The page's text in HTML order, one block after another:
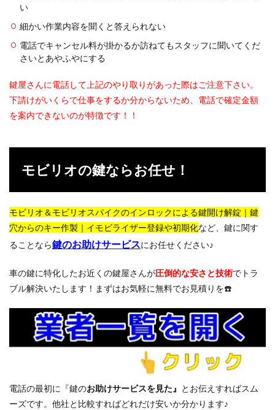
い
細かい作業内容を聞くと答えられない
電話でキャンセル料が掛かるか訪ねてもスタッフに聞いてくだ
さいとあやふやにする
鍵屋さんに電話して上記のやり取りがあった際はご注意下さい。
下請けがいくらで仕事をするか分からないため、電話で確定金額
を案内できないのが特徴です！！
モビリオの鍵ならお任せ！
モビリオ＆モビリオスパイクのインロックによる鍵開け解錠｜鍵
穴からのキー作製｜イモビライザー登録や初期化など、鍵に関す
ることなら鍵のお助けサービスにお任せください♪
車の鍵に特化したお近くの鍵屋さんが圧倒的な安さと技術でトラ
ブル解決いたします！まずはお気軽に無料でお見積りを☎️
電話の最初に『鍵のお助けサービスを見た』 とお伝えすればスム
ーズです。他社と比較すればどれだけ安いか分かります♪